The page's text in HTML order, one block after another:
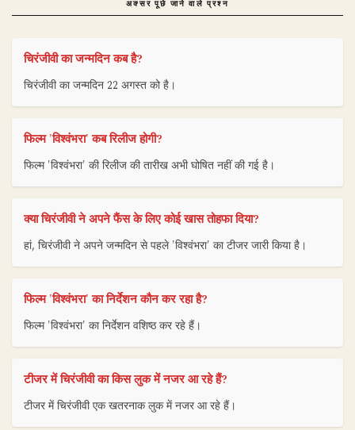
अक्सर पूछे जाने वाले प्रश्न
चिरंजीवी का जन्मदिन कब है?
चिरंजीवी का जन्मदिन 22 अगस्त को है।
फिल्म 'विश्वंभरा' कब रिलीज होगी?
फिल्म 'विश्वंभरा' की रिलीज की तारीख अभी घोषित नहीं की गई है।
क्या चिरंजीवी ने अपने फैंस के लिए कोई खास तोहफा दिया?
हां, चिरंजीवी ने अपने जन्मदिन से पहले 'विश्वंभरा' का टीजर जारी किया है।
फिल्म 'विश्वंभरा' का निर्देशन कौन कर रहा है?
फिल्म 'विश्वंभरा' का निर्देशन वशिष्ठ कर रहे हैं।
टीजर में चिरंजीवी का किस लुक में नजर आ रहे हैं?
टीजर में चिरंजीवी एक खतरनाक लुक में नजर आ रहे हैं।